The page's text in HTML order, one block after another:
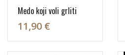
Medo koji voli grliti
11,90 €